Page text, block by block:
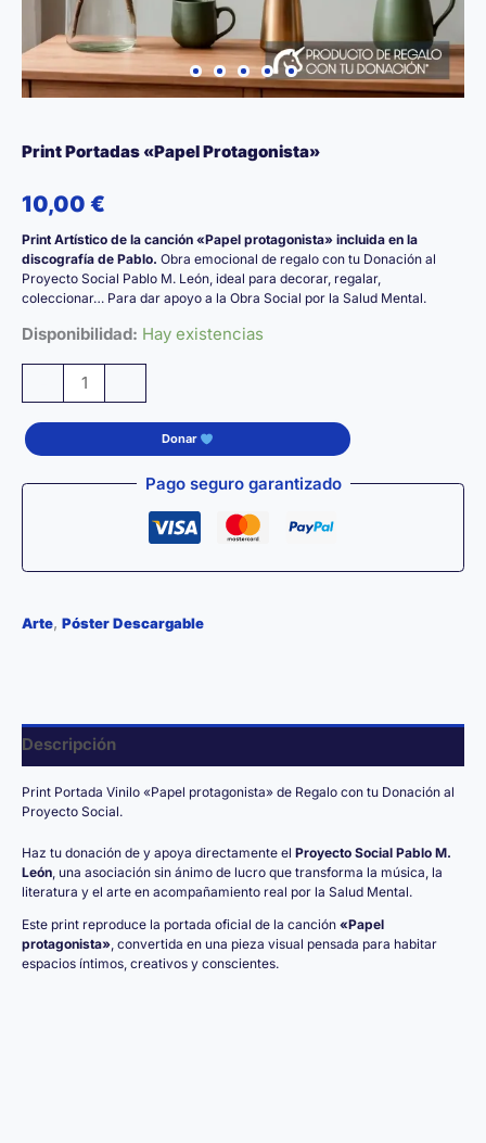
Print Portadas «Papel Protagonista»
10,00 €
Print Artístico de la canción «Papel protagonista» incluida en la
discografía de Pablo. Obra emocional de regalo con tu Donación al
Proyecto Social Pablo M. León, ideal para decorar, regalar,
coleccionar… Para dar apoyo a la Obra Social por la Salud Mental.
Disponibilidad: Hay existencias
Portadas
«Papel
Protagonista»
cantidad
Donar
Pago seguro garantizado
Arte, Póster Descargable
Descripción
Print Portada Vinilo «Papel protagonista» de Regalo con tu Donación al
Proyecto Social.
Haz tu donación de y apoya directamente el Proyecto Social Pablo M.
León, una asociación sin ánimo de lucro que transforma la música, la
literatura y el arte en acompañamiento real por la Salud Mental.
Este print reproduce la portada oficial de la canción «Papel
protagonista», convertida en una pieza visual pensada para habitar
espacios íntimos, creativos y conscientes.